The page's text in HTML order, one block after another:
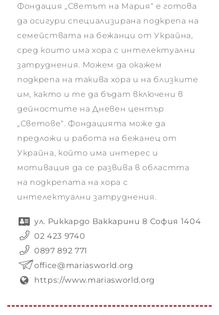
Фондация „Светът на Мария“ е готова
да осигури специализирана подкрепа на
семействата на бежанци от Украйна,
сред които има хора с интелектуални
затруднения. Можем да окажем
подкрепа на такива хора и на близките
им, както и те да бъдат включени в
дейностите на Дневен център
„Светове“. Фондацията може да
предложи и работа на бежанец от
Украйна, който има интерес и
мотивация да се развива в областта
на подкрепата на хора с
интелектуални затруднения.
ул. Риккардо Ваккарини 8 София 1404
02 423 9740
0897 892 771
office@mariasworld.org
https://www.mariasworld.org